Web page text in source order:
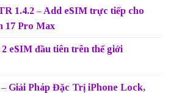
1.4.2 – Add eSIM trực tiếp cho
17 Pro Max
eSIM đầu tiên trên thế giới
Giải Pháp Đặc Trị iPhone Lock,